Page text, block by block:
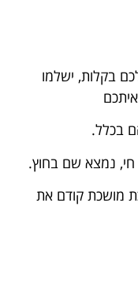
בקלות, ישלמו
בכלל.
חי, נמצא שם בחוץ.
מושכת קודם את